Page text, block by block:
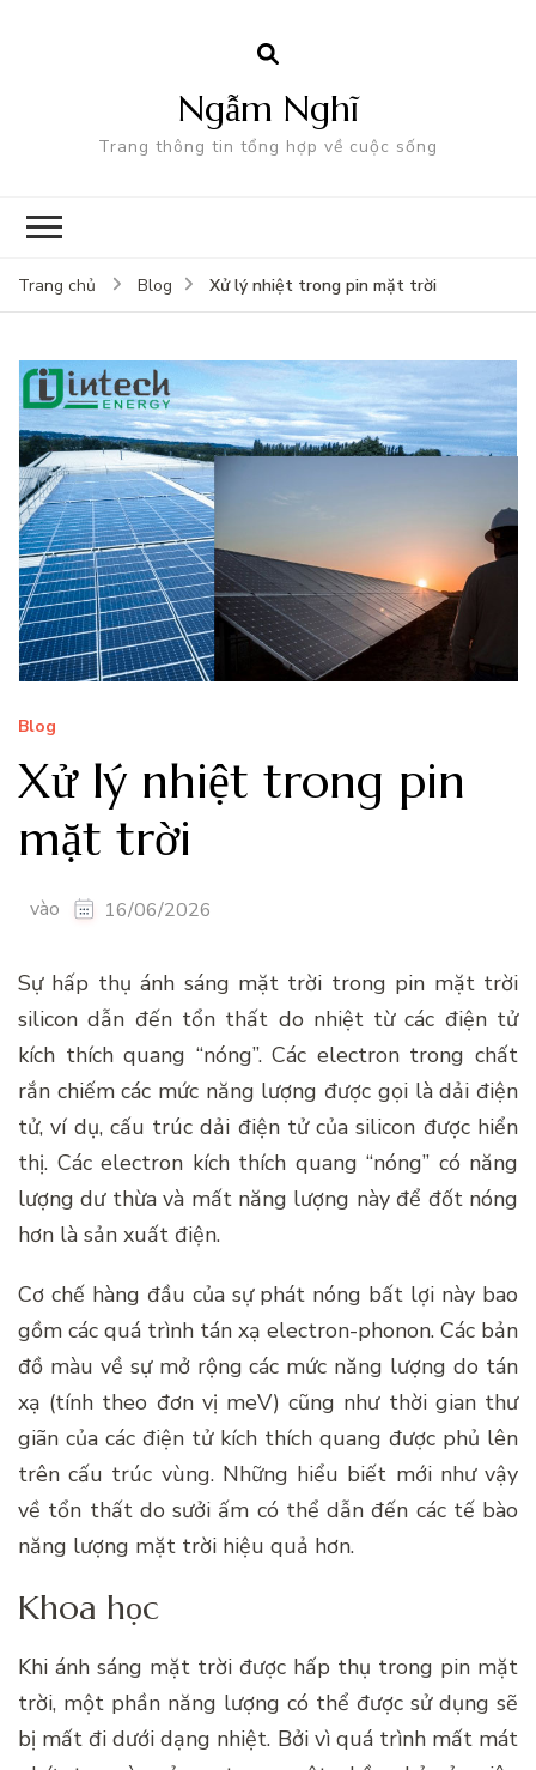
Ngẫm Nghĩ
Trang thông tin tổng hợp về cuộc sống
Trang chủ Blog Xử lý nhiệt trong pin mặt trời
Blog
Xử lý nhiệt trong pin
mặt trời
vào 16/06/2026
Sự hấp thụ ánh sáng mặt trời trong pin mặt trời
silicon dẫn đến tổn thất do nhiệt từ các điện tử
kích thích quang “nóng”. Các electron trong chất
rắn chiếm các mức năng lượng được gọi là dải điện
tử, ví dụ, cấu trúc dải điện tử của silicon được hiển
thị. Các electron kích thích quang “nóng” có năng
lượng dư thừa và mất năng lượng này để đốt nóng
hơn là sản xuất điện.
Cơ chế hàng đầu của sự phát nóng bất lợi này bao
gồm các quá trình tán xạ electron-phonon. Các bản
đồ màu về sự mở rộng các mức năng lượng do tán
xạ (tính theo đơn vị meV) cũng như thời gian thư
giãn của các điện tử kích thích quang được phủ lên
trên cấu trúc vùng. Những hiểu biết mới như vậy
về tổn thất do sưởi ấm có thể dẫn đến các tế bào
năng lượng mặt trời hiệu quả hơn.
Khoa học
Khi ánh sáng mặt trời được hấp thụ trong pin mặt
trời, một phần năng lượng có thể được sử dụng sẽ
bị mất đi dưới dạng nhiệt. Bởi vì quá trình mất mát